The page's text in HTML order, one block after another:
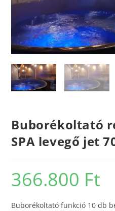
Buborékoltató
SPA levegő jet
366.800 Ft
Buborékoltató funkció 10 db